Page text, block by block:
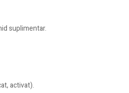
suplimentar.
activat).